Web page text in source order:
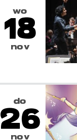
wo
18
nov
do
26
nov